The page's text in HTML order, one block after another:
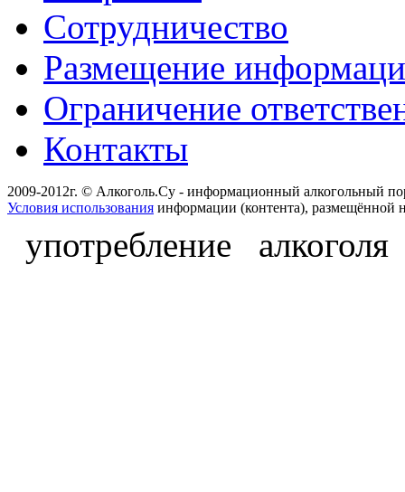
Сотрудничество
Размещение
Ограничение
Контакты
2009-2012г. © Алкоголь.Су - информационный алкогольный
Условия использования информации (контента), размещённой
употребление